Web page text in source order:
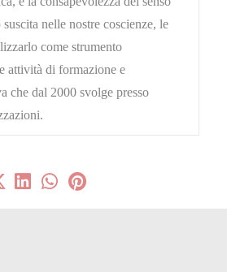
nelle nostre coscienze, le
come strumento
attività di formazione e
che dal 2000 svolge presso